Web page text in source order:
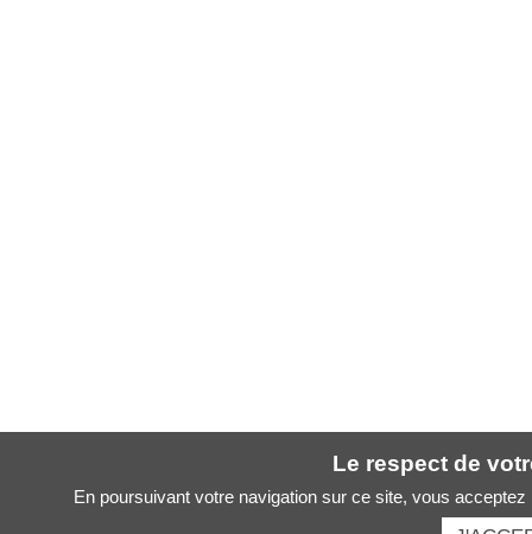
Le respect de
En poursuivant votre navigation sur ce site, vous